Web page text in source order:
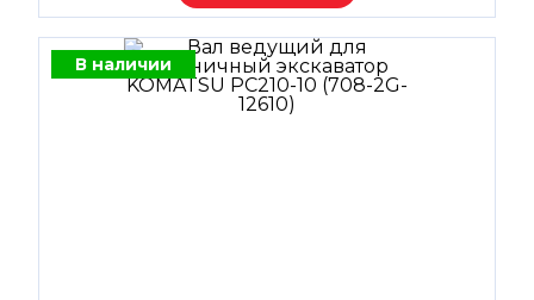
В наличии